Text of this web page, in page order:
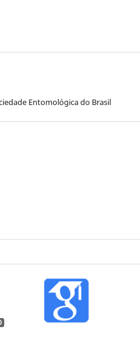
Entomológica do Brasil